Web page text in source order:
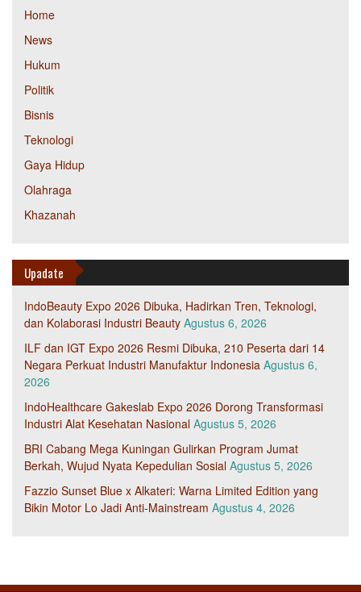
Home
News
Hukum
Politik
Bisnis
Teknologi
Gaya Hidup
Olahraga
Khazanah
Upadate
IndoBeauty Expo 2026 Dibuka, Hadirkan Tren, Teknologi,
dan Kolaborasi Industri Beauty Agustus 6, 2026
ILF dan IGT Expo 2026 Resmi Dibuka, 210 Peserta dari 14
Negara Perkuat Industri Manufaktur Indonesia Agustus 6,
2026
IndoHealthcare Gakeslab Expo 2026 Dorong Transformasi
Industri Alat Kesehatan Nasional Agustus 5, 2026
BRI Cabang Mega Kuningan Gulirkan Program Jumat
Berkah, Wujud Nyata Kepedulian Sosial Agustus 5, 2026
Fazzio Sunset Blue x Alkateri: Warna Limited Edition yang
Bikin Motor Lo Jadi Anti-Mainstream Agustus 4, 2026